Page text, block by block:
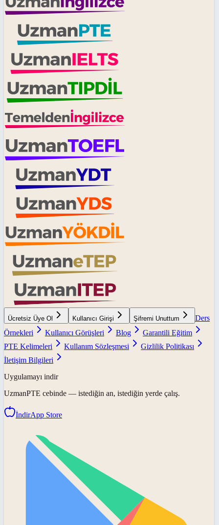
Ücretsiz Üye Ol Kullanıcı Girişi Şifremi Unuttum
Ders
Örnekleri
Kullanıcı Görüşleri Blog
Garantili Eğitim
PTE Kelimeleri
Kullanım Sözleşmesi
Gizlilik Politikası
İletişim Bilgileri
Uygulamayı indir
UzmanPTE cebinde — istediğin an, istediğin yerde çalış.
İndirApp Store